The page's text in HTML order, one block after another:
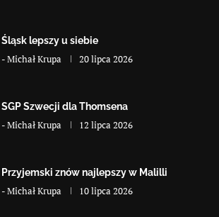
Śląsk lepszy u siebie
-Michał Krupa 20 lipca 2026
SGP Szwecji dla Thomsena
-Michał Krupa 12 lipca 2026
Przyjemski znów najlepszy w Malilli
-Michał Krupa 10 lipca 2026